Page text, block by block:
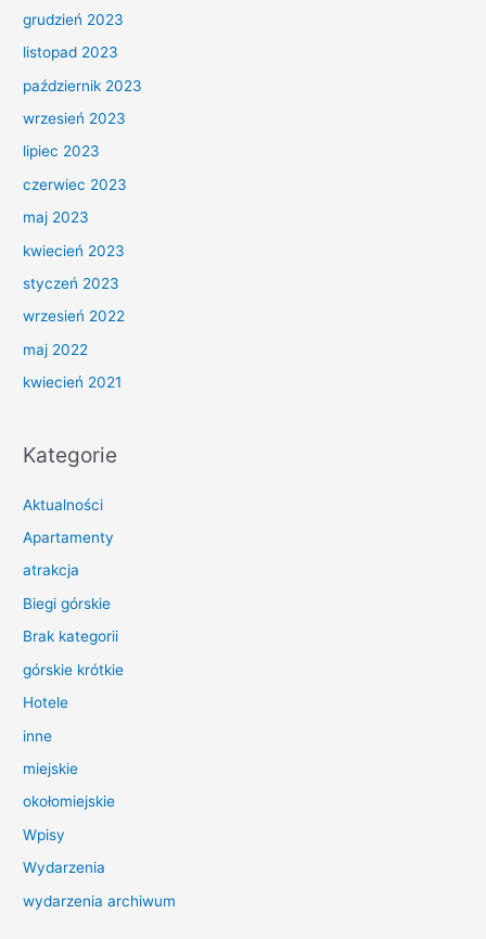
grudzień 2023
listopad 2023
październik 2023
wrzesień 2023
lipiec 2023
czerwiec 2023
maj 2023
kwiecień 2023
styczeń 2023
wrzesień 2022
maj 2022
kwiecień 2021
Kategorie
Aktualności
Apartamenty
atrakcja
Biegi górskie
Brak kategorii
górskie krótkie
Hotele
inne
miejskie
okołomiejskie
Wpisy
Wydarzenia
wydarzenia archiwum